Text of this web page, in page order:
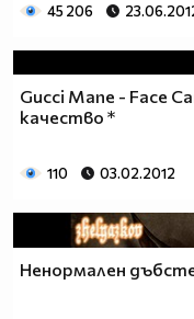
45 206
Gucci Mane - Face
качество *
110 03.02.2012
Ненормален